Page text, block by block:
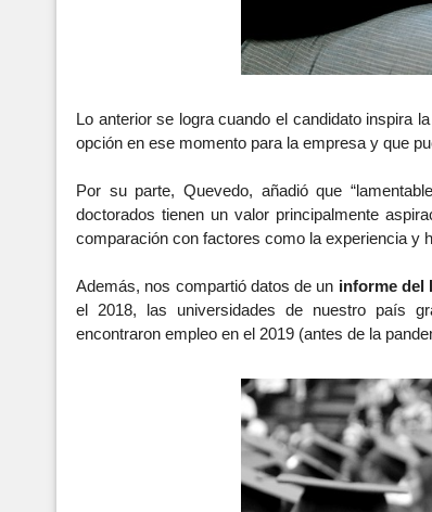
Lo anterior se logra cuando el candidato inspira
opción en ese momento para la empresa y que
Por su parte, Quevedo, añadió que
doctorados tienen un valor principalmente
comparación con factores como la experiencia y
Además, nos compartió datos de un informe del
el 2018, las universidades de nuestro país
encontraron empleo en el 2019 (antes de la